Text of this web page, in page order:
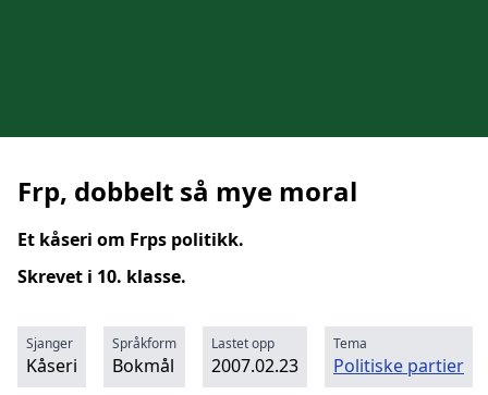
Frp, dobbelt så mye moral
Et kåseri om Frps politikk.
Skrevet i 10. klasse.
Sjanger
Kåseri
Språkform
Bokmål
Lastet opp
2007.02.23
Tema
Politiske partier